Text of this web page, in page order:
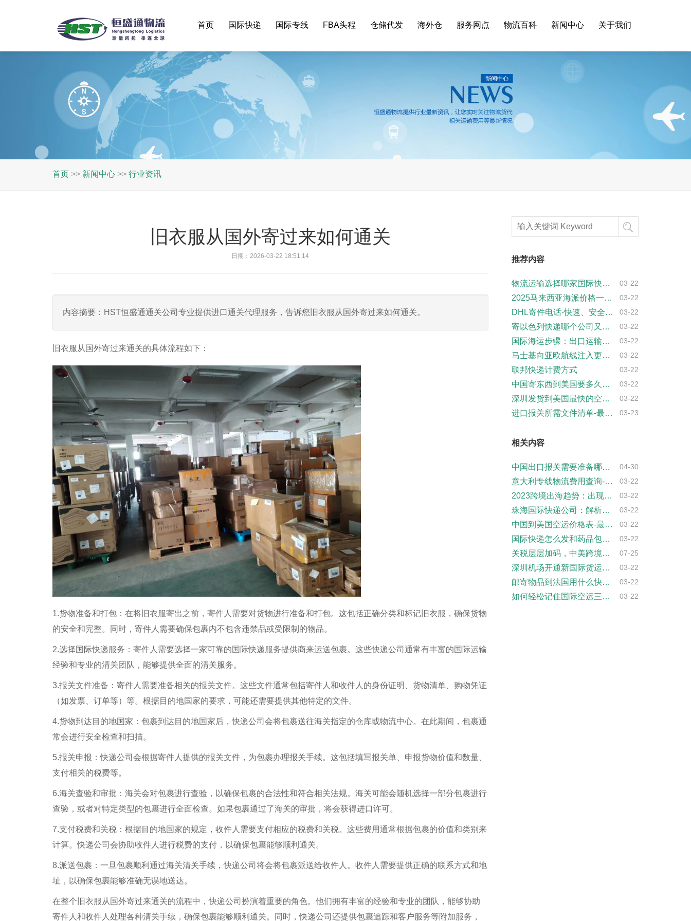
首页 国际快递 国际专线 FBA头程 仓储代发 海外仓 服务网点 物流百科 新闻中心 关于我们
首页 >> 新闻中心 >> 行业资讯
旧衣服从国外寄过来如何通关
日期：2026-03-22 18:51:14
内容摘要：HST恒盛通通关公司专业提供进口通关代理服务，告诉您旧衣服从国外寄过来如何通关。
旧衣服从国外寄过来通关的具体流程如下：
1.货物准备和打包：在将旧衣服寄出之前，寄件人需要对货物进行准备和打包。这包括正确分类和标记旧衣服，确保货物
的安全和完整。同时，寄件人需要确保包裹内不包含违禁品或受限制的物品。
2.选择国际快递服务：寄件人需要选择一家可靠的国际快递服务提供商来运送包裹。这些快递公司通常有丰富的国际运输
经验和专业的清关团队，能够提供全面的清关服务。
3.报关文件准备：寄件人需要准备相关的报关文件。这些文件通常包括寄件人和收件人的身份证明、货物清单、购物凭证
（如发票、订单等）等。根据目的地国家的要求，可能还需要提供其他特定的文件。
4.货物到达目的地国家：包裹到达目的地国家后，快递公司会将包裹送往海关指定的仓库或物流中心。在此期间，包裹通
常会进行安全检查和扫描。
5.报关申报：快递公司会根据寄件人提供的报关文件，为包裹办理报关手续。这包括填写报关单、申报货物价值和数量、
支付相关的税费等。
6.海关查验和审批：海关会对包裹进行查验，以确保包裹的合法性和符合相关法规。海关可能会随机选择一部分包裹进行
查验，或者对特定类型的包裹进行全面检查。如果包裹通过了海关的审批，将会获得进口许可。
7.支付税费和关税：根据目的地国家的规定，收件人需要支付相应的税费和关税。这些费用通常根据包裹的价值和类别来
计算。快递公司会协助收件人进行税费的支付，以确保包裹能够顺利通关。
8.派送包裹：一旦包裹顺利通过海关清关手续，快递公司将会将包裹派送给收件人。收件人需要提供正确的联系方式和地
址，以确保包裹能够准确无误地送达。
在整个旧衣服从国外寄过来通关的流程中，快递公司扮演着重要的角色。他们拥有丰富的经验和专业的团队，能够协助
寄件人和收件人处理各种清关手续，确保包裹能够顺利通关。同时，快递公司还提供包裹追踪和客户服务等附加服务，
推荐内容
物流运输选择哪家国际快递公司(怎么选择国··· 03-22
2025马来西亚海派价格一览表-专业马来··· 03-22
DHL寄件电话-快速、安全、可靠的寄件服··· 03-22
寄以色列快递哪个公司又快又便宜？ 03-22
国际海运步骤：出口运输、出口清关、原产地··· 03-22
马士基向亚欧航线注入更多船只 03-22
联邦快递计费方式 03-22
中国寄东西到美国要多久?什么物品不能寄?··· 03-22
深圳发货到美国最快的空派专线方案，物流时··· 03-22
进口报关所需文件清单-最新报关文件要求 03-23
相关内容
中国出口报关需要准备哪些资料？ 04-30
意大利专线物流费用查询-实时运费计算 03-22
2023跨境出海趋势：出现新的“二八定律··· 03-22
珠海国际快递公司：解析全球物流行业的佼佼··· 03-22
中国到美国空运价格表-最新报价查询 03-22
国际快递怎么发和药品包装要求 03-22
关税层层加码，中美跨境物流正式进入强合规··· 07-25
深圳机场开通新国际货运专线 海关助力跨境··· 03-22
邮寄物品到法国用什么快递? 03-22
如何轻松记住国际空运三字代码 03-22